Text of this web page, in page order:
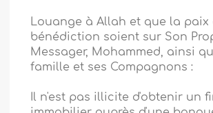
Louange à Allah et que la paix
bénédiction soient sur Son
Messager, Mohammed, ainsi
famille et ses Compagnons :
Il n'est pas illicite d'obtenir un